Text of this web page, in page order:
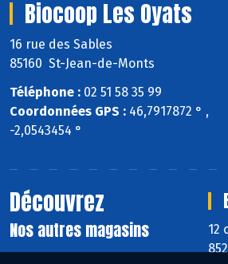
Biocoop Les Oyats
16 rue des Sables
85160 St-Jean-de-Monts
Téléphone : 02 51 58 35 99
Coordonnées GPS : 46,7917872 ° ,
-2,0543454 °
Découvrez
Nos autres magasins
12